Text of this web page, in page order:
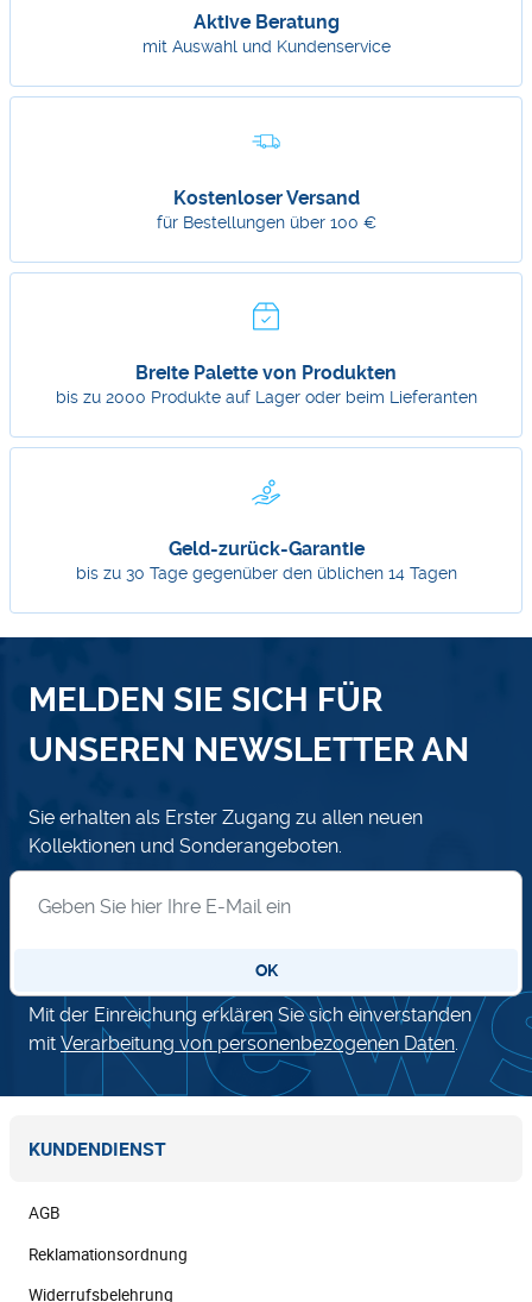
Aktive Beratung
mit Auswahl und Kundenservice
Kostenloser Versand
für Bestellungen über 100 €
Breite Palette von Produkten
bis zu 2000 Produkte auf Lager oder beim Lieferanten
Geld-zurück-Garantie
bis zu 30 Tage gegenüber den üblichen 14 Tagen
MELDEN SIE SICH FÜR
UNSEREN NEWSLETTER AN
Sie erhalten als Erster Zugang zu allen neuen
Kollektionen und Sonderangeboten.
OK
Mit der Einreichung erklären Sie sich einverstanden
mit Verarbeitung von personenbezogenen Daten.
KUNDENDIENST
AGB
Reklamationsordnung
Widerrufsbelehrung